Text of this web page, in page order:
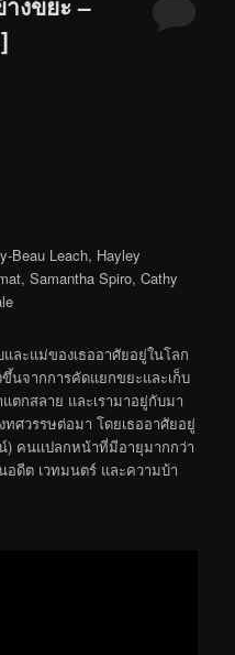
Beau Leach, Hayley
Samantha Spiro, Cathy
ละแม่ของเธออาศัยอยู่ในโลก
ขึ้นจากการคัดแยกขยะและเก็บ
ตกสลาย และเรามาอยู่กับมา
ศวรรษต่อมา โดยเธออาศัยอยู่
) คนแปลกหน้าที่มีอายุมากกว่า
อดีต เวทมนตร์ และความบ้า